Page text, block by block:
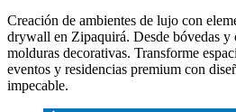
Creación de ambientes de lujo con
drywall en Zipaquirá. Desde bóvedas y
molduras decorativas. Transforme
eventos y residencias premium con
impecable.